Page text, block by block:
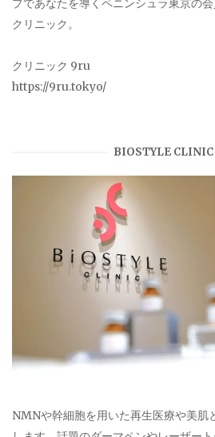
プであなたを導くペニンシュラ東京の
クリニック。
クリニック 9ru
https://9ru.tokyo/
BIOSTYLE CLINIC
NMNや幹細胞を用いた再生医療や美肌